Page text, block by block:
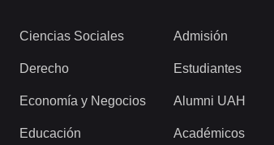
Ciencias Sociales
Derecho
Economía y Negocios
Educación
Admisión
Estudiantes
Alumni UAH
Académicos